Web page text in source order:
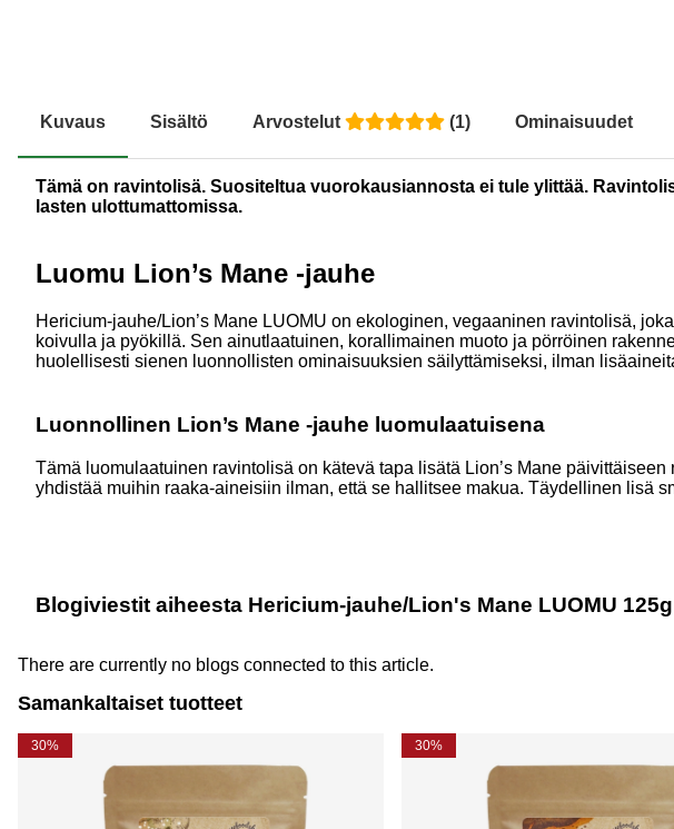
Kuvaus Sisältö Arvostelut (1) Ominaisuudet
Tämä on ravintolisä. Suositeltua vuorokausiannosta ei tule ylittää.
lasten ulottumattomissa.
Luomu Lion’s Mane -jauhe
Hericium-jauhe/Lion’s Mane LUOMU on ekologinen, vegaaninen ravintolisä,
koivulla ja pyökillä. Sen ainutlaatuinen, korallimainen muoto ja pörröinen
huolellisesti sienen luonnollisten ominaisuuksien säilyttämiseksi, ilman
Luonnollinen Lion’s Mane -jauhe luomulaatuisena
Tämä luomulaatuinen ravintolisä on kätevä tapa lisätä Lion’s Mane
yhdistää muihin raaka-aineisiin ilman, että se hallitsee makua. Täydellinen lisä
Blogiviestit aiheesta Hericium-jauhe/Lion's Mane LUOMU 125g
There are currently no blogs connected to this article.
Samankaltaiset tuotteet
30% 30%